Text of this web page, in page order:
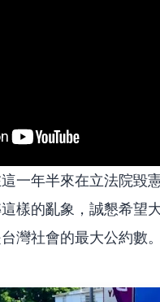
一年半來在立法院毀
樣的亂象，誠懇希望
灣社會的最大公約數。